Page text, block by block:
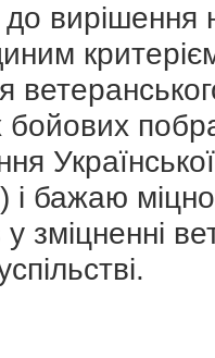
до
і бажаю
зміцненні